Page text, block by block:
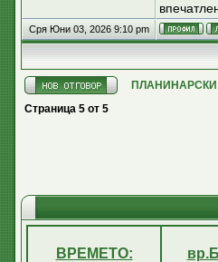
Сря Юни 03, 2026 9:10 pm
Страница 5 от 5
ВРЕМЕТО: